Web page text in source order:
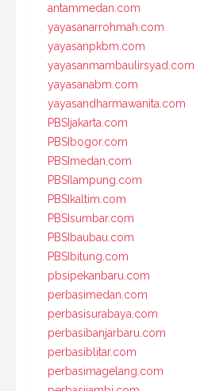
antammedan.com
yayasanarrohmah.com
yayasanpkbm.com
yayasanmambaulirsyad.com
yayasanabm.com
yayasandharmawanita.com
PBSIjakarta.com
PBSIbogor.com
PBSImedan.com
PBSIlampung.com
PBSIkaltim.com
PBSIsumbar.com
PBSIbaubau.com
PBSIbitung.com
pbsipekanbaru.com
perbasimedan.com
perbasisurabaya.com
perbasibanjarbaru.com
perbasiblitar.com
perbasimagelang.com